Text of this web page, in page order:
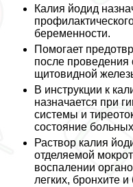
Калия йодид
беременности.
Помогает
после проведения
щитовидной
В инструкции к
назначается при
системы и
состояние
Раствор калия
отделяемой
воспалении
легких, бронхите